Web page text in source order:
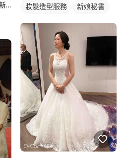
菲依雅Make up 造型師/新娘秘書 妝髮造型服務 新娘秘書